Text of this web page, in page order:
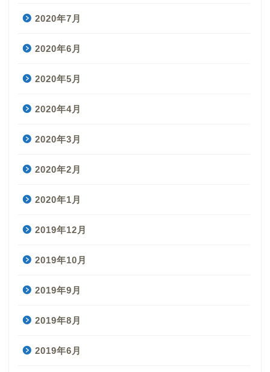
2020年7月
2020年6月
2020年5月
2020年4月
2020年3月
2020年2月
2020年1月
2019年12月
2019年10月
2019年9月
2019年8月
2019年6月